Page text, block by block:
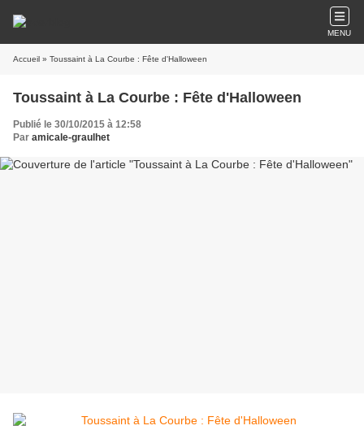
MENU
Accueil » Toussaint à La Courbe : Fête d'Halloween
Toussaint à La Courbe : Fête d'Halloween
Publié le 30/10/2015 à 12:58
Par amicale-graulhet